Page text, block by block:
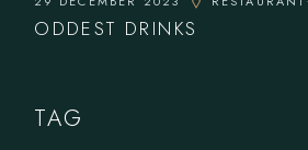
ODDEST DRINKS
TAG